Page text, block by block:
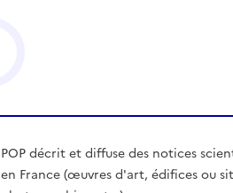
POP décrit et diffuse des notices
en France (œuvres d'art, édifices ou